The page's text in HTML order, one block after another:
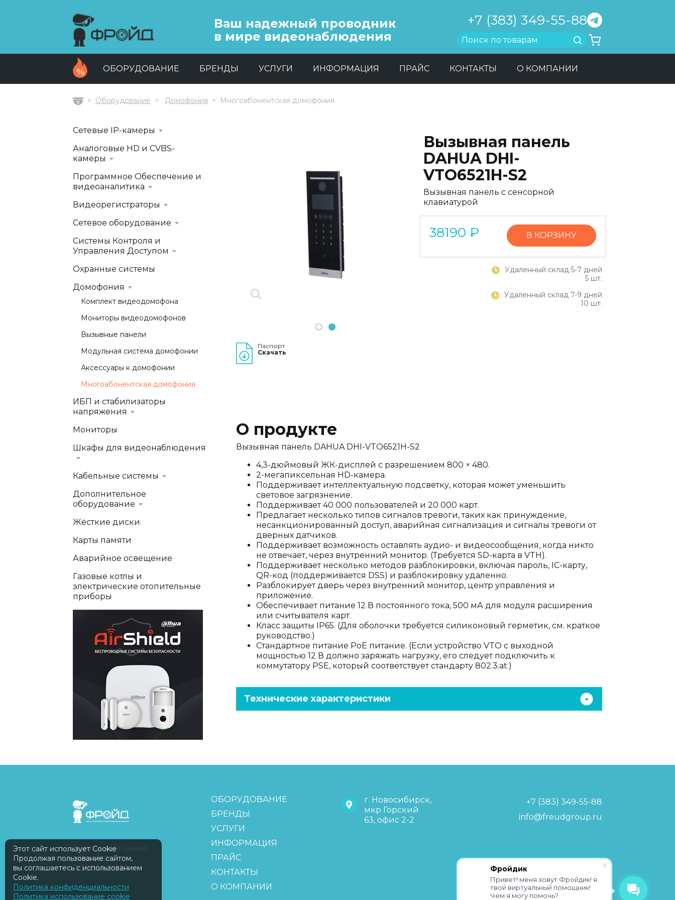
Фройдик
Привет! меня зовут Фройдик! я
твой виртуальный помощник!
Чем я могу помочь?
Ваш надежный проводник
в мире видеонаблюдения
+7 (383) 349-55-88
Найти
ОБОРУДОВАНИЕ БРЕНДЫ УСЛУГИ ИНФОРМАЦИЯ ПРАЙС КОНТАКТЫ О КОМПАНИИ
ГлавнаяОборудование Домофония Многоабонентская домофония
1 2
Паспорт
Скачать
Вызывная панель
DAHUA DHI-
VTO6521H-S2
Вызывная панель c сенсорной
клавиатурой
38190 ₽ В КОРЗИНУ
Удаленный склад 5-7 дней
5 шт.
Удаленный склад 7-9 дней
10 шт.
О продукте
Вызывная панель DAHUA DHI-VTO6521H-S2
4,3-дюймовый ЖК-дисплей с разрешением 800 × 480.
2-мегапиксельная HD-камера.
Поддерживает интеллектуальную подсветку, которая может уменьшить
световое загрязнение.
Поддерживает 40 000 пользователей и 20 000 карт.
Предлагает несколько типов сигналов тревоги, таких как принуждение,
несанкционированный доступ, аварийная сигнализация и сигналы тревоги от
дверных датчиков.
Поддерживает возможность оставлять аудио- и видеосообщения, когда никто
не отвечает, через внутренний монитор. (Требуется SD-карта в VTH).
Поддерживает несколько методов разблокировки, включая пароль, IC-карту,
QR-код (поддерживается DSS) и разблокировку удаленно.
Разблокирует дверь через внутренний монитор, центр управления и
приложение.
Обеспечивает питание 12 В постоянного тока, 500 мА для модуля расширения
или считывателя карт.
Класс защиты IP65. (Для оболочки требуется силиконовый герметик, см. краткое
руководство.)
Стандартное питание PoE питание. (Если устройство VTO с выходной
мощностью 12 В должно заряжать нагрузку, его следует подключить к
коммутатору PSE, который соответствует стандарту 802.3.at.)
Технические характеристики
Сетевые IP-камеры
Аналоговые HD и CVBS-
камеры
Программное Обеспечение и
видеоаналитика
Видеорегистраторы
Сетевое оборудование
Системы Контроля и
Управления Доступом
Охранные системы
Домофония
Комплект видеодомофона
Мониторы видеодомофонов
Вызывные панели
Модульная система домофонии
Аксессуары к домофонии
Многоабонентская домофония
ИБП и стабилизаторы
напряжения
Мониторы
Шкафы для видеонаблюдения
Кабельные системы
Дополнительное
оборудование
Жёсткие диски
Карты памяти
Аварийное освещение
Газовые котлы и
электрические отопительные
приборы
FreudGroup
Группа компаний
«Фройд»
©2009—2026
ISOMORPH
ОБОРУДОВАНИЕ
БРЕНДЫ
УСЛУГИ
ИНФОРМАЦИЯ
ПРАЙС
КОНТАКТЫ
О КОМПАНИИ
г. Новосибирск,
мкр Горский
63, офис 2-2
+7 (383) 349-55-88
info@freudgroup.ru
персональных данных
Этот сайт использует Cookie
Продолжая пользование сайтом,
вы соглашаетесь с использованием
Cookie.
Политика конфиденциальности
Политика использование cookie